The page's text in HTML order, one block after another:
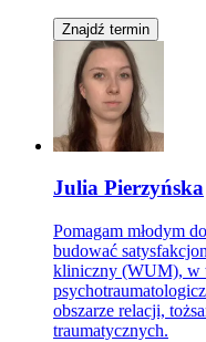
Znajdź termin
Julia Pierzyńska
Pomagam młodym
budować
kliniczny (WUM), w
obszarze relacji,
traumatycznych.